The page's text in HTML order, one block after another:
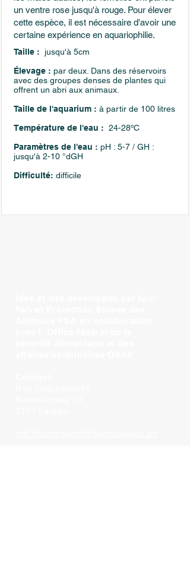
un ventre rose jusqu'à rouge. Pour élever
cette espèce, il est nécessaire d'avoir une
certaine expérience en aquariophilie.
Taille : jusqu'à 5cm
Élevage : par deux. Dans des réservoirs
avec des groupes denses de plantes qui
offrent un abri aux animaux.
Taille de l'aquarium : à partir de 100 litres
Température de l'eau : 24-28ºC
Paramètres de l'eau : pH : 5-7 / GH :
jusqu'à 2-10 °dGH
Difficulté: difficile